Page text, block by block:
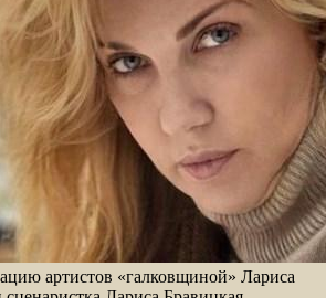
артистов «галковщиной» Лариса